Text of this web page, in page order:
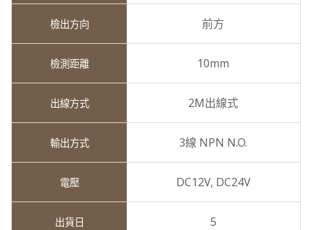
前方
10mm
2M出線式
3線 NPN N.O.
DC12V, DC24V
5